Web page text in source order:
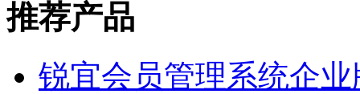
推荐产品
锐宜会员管理系统企